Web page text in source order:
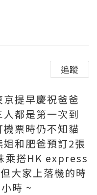
追蹤
提早慶祝爸爸
都是第一次到
票時仍不知貓
和肥爸預訂2張
乘搭HK express
大家上落機的時
時 ~